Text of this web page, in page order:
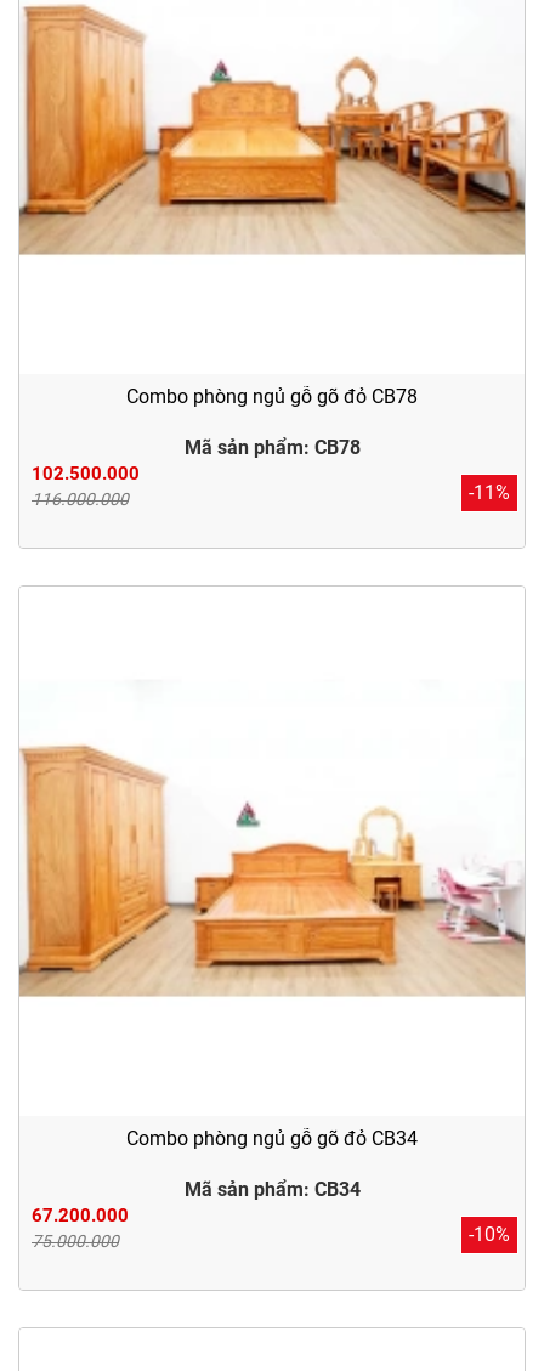
Combo phòng ngủ gỗ gõ đỏ CB78
Mã sản phẩm: CB78
102.500.000
116.000.000 -11%
Combo phòng ngủ gỗ gõ đỏ CB34
Mã sản phẩm: CB34
67.200.000
75.000.000 -10%